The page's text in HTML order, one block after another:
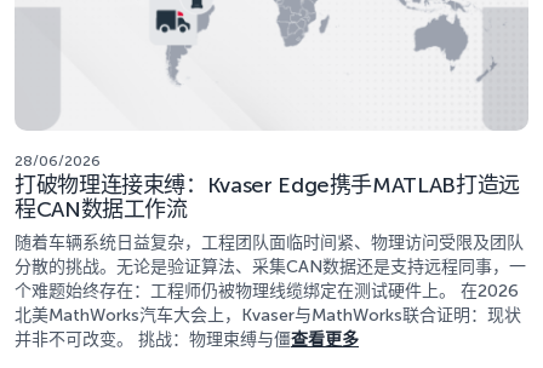
28/06/2026
打破物理连接束缚：Kvaser Edge携手MATLAB打造远
程CAN数据工作流
随着车辆系统日益复杂，工程团队面临时间紧、物理访问受限及团队
分散的挑战。无论是验证算法、采集CAN数据还是支持远程同事，一
个难题始终存在：工程师仍被物理线缆绑定在测试硬件上。 在2026
北美MathWorks汽车大会上，Kvaser与MathWorks联合证明：现状
并非不可改变。 挑战：物理束缚与僵查看更多